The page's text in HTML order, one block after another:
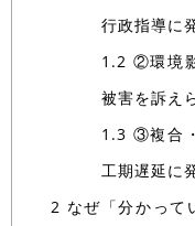
行政指導に
1.2 ②環境
被害を訴え
1.3 ③複合
工期遅延に
2 なぜ「分かっ